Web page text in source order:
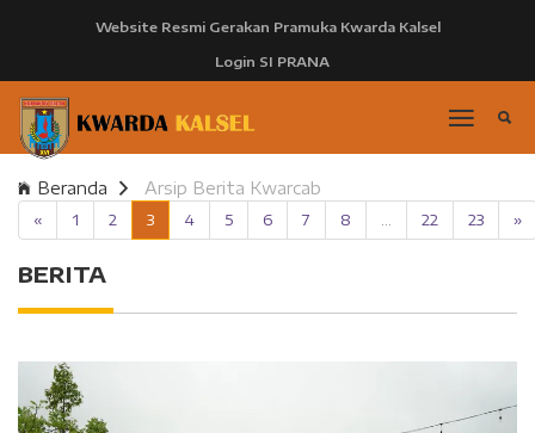
Website Resmi Gerakan Pramuka Kwarda Kalsel
Login SI PRANA
Beranda Arsip Berita Kwarcab
« 1 2 3 4 5 6 7 8 22 23 »
BERITA